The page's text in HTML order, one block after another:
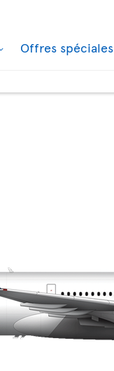
Offres spéciales